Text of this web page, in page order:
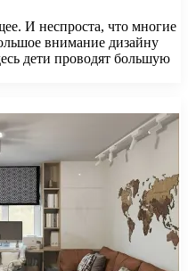
И неспроста, что многие
внимание дизайну
дети проводят большую